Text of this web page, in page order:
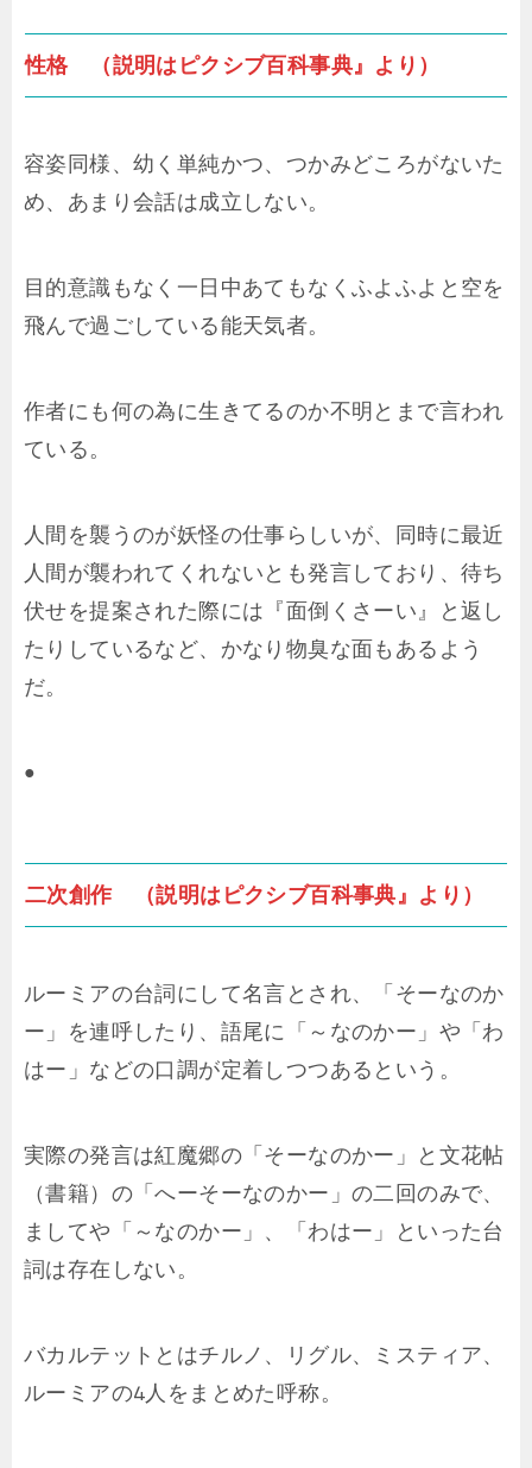
性格 （説明はピクシブ百科事典』より）
容姿同様、幼く単純かつ、つかみどころがないた
め、あまり会話は成立しない。
目的意識もなく一日中あてもなくふよふよと空を
飛んで過ごしている能天気者。
作者にも何の為に生きてるのか不明とまで言われ
ている。
人間を襲うのが妖怪の仕事らしいが、同時に最近
人間が襲われてくれないとも発言しており、待ち
伏せを提案された際には『面倒くさーい』と返し
たりしているなど、かなり物臭な面もあるよう
だ。
●
二次創作 （説明はピクシブ百科事典』より）
ルーミアの台詞にして名言とされ、「そーなのか
ー」を連呼したり、語尾に「～なのかー」や「わ
はー」などの口調が定着しつつあるという。
実際の発言は紅魔郷の「そーなのかー」と文花帖
（書籍）の「へーそーなのかー」の二回のみで、
ましてや「～なのかー」、「わはー」といった台
詞は存在しない。
バカルテットとはチルノ、リグル、ミスティア、
ルーミアの4人をまとめた呼称。